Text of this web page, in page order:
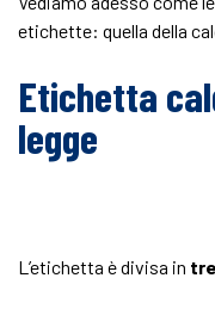
etichette: quella della
Etichetta
legge
L’etichetta è divisa in